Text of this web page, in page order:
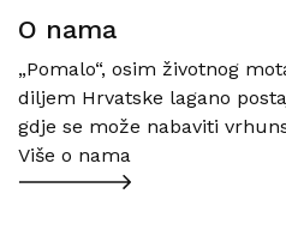
O nama
„Pomalo“, osim životnog
diljem Hrvatske lagano
gdje se može nabaviti
Više o nama